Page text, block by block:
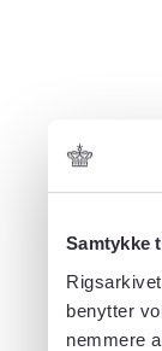
Samtykke
benytter
nemmere